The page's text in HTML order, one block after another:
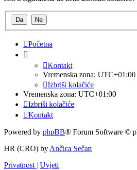
Početna
Kontakt
Vremenska zona: UTC+01:00
Izbriši kolačiće
Vremenska zona: UTC+01:00
Izbriši kolačiće
Kontakt
Powered by phpBB® Forum Software ©
HR (CRO) by Ančica Sečan
Privatnost | Uvjeti